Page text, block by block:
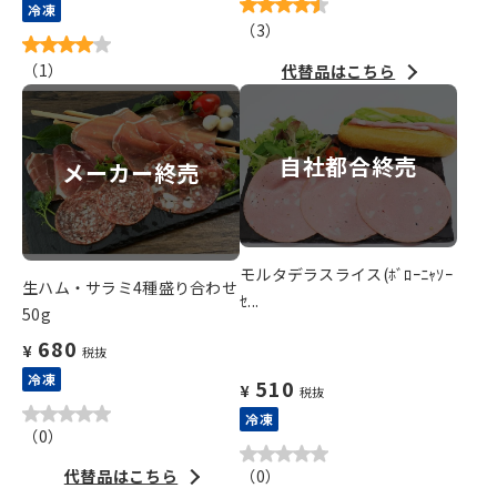
冷凍
（1）
（3）
代替品はこちら
メーカー終売
生ハム・サラミ4種盛り合わせ
50g
¥ 680 税抜
冷凍
（0）
代替品はこちら
自社都合終売
モルタデラスライス(ﾎﾞﾛｰﾆｬｿｰ
ｾ...
¥ 510 税抜
冷凍
（0）